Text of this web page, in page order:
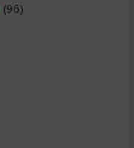
(96)